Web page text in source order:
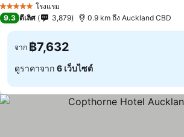
5 ดาว
โรงแรม
9.3 ดีเลิศ 3,879 0.9 km ถึง Auckland CBD
จาก ฿7,632
ดูราคาจาก 6 เว็บไซต์